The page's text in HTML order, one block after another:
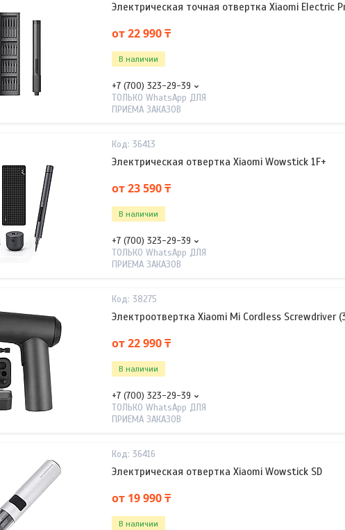
Электрическая точная отвертка Xiaomi Electric
от 22 990 ₸
В наличии
+7 (700) 323-29-39
ТОЛЬКО WhatsApp ДЛЯ
ПРИЕМА ЗАКАЗОВ
36413
Электрическая отвертка Xiaomi Wowstick 1F+
от 23 590 ₸
В наличии
+7 (700) 323-29-39
ТОЛЬКО WhatsApp ДЛЯ
ПРИЕМА ЗАКАЗОВ
38275
Электроотвертка Xiaomi Mi Cordless Screwdriver
от 22 990 ₸
В наличии
+7 (700) 323-29-39
ТОЛЬКО WhatsApp ДЛЯ
ПРИЕМА ЗАКАЗОВ
36416
Электрическая отвертка Xiaomi Wowstick SD
от 19 990 ₸
В наличии